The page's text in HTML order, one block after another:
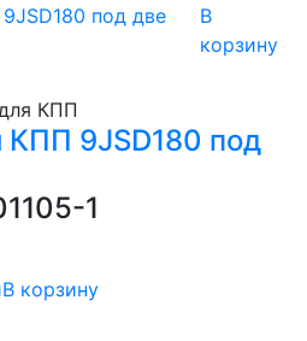
В
корзину
КПП
КПП 9JSD180 под
1
В корзину